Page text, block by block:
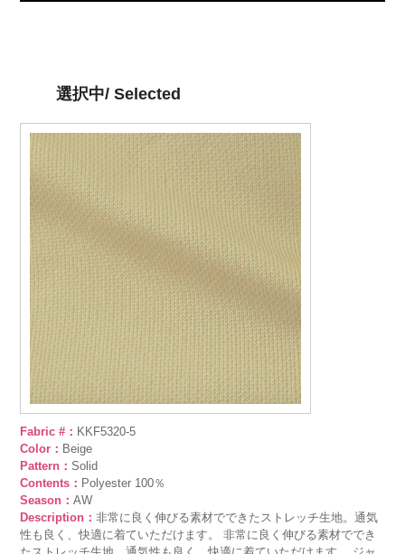
選択中/ Selected
Fabric #： KKF5320-5
Color： Beige
Pattern：Solid
Contents： Polyester 100％
Season：AW
Description：非常に良く伸びる素材でできたストレッチ生地。通気
性も良く、快適に着ていただけます。 非常に良く伸びる素材ででき